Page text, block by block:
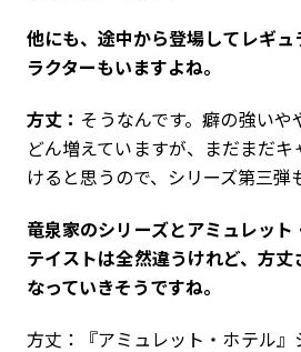
――他にも、途中から登場してレギ
ラクターもいますよね。
方丈： そうなんです。癖の強い
どん増えていますが、まだまだ
けると思うので、シリーズ第三弾
――竜泉家のシリーズとアミュレッ
テイストは全然違うけれど、方丈
なっていきそうですね。
方丈：『アミュレット・ホテル』